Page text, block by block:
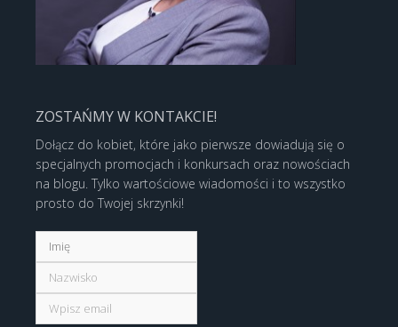
ZOSTAŃMY W KONTAKCIE!
Dołącz do kobiet, które jako pierwsze dowiadują się o
specjalnych promocjach i konkursach oraz nowościach
na blogu. Tylko wartościowe wiadomości i to wszystko
prosto do Twojej skrzynki!